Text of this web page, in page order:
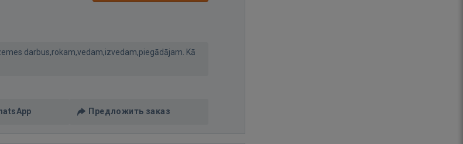
darbus,rokam,vedam,izvedam,piegādājam. Kā
Предложить заказ